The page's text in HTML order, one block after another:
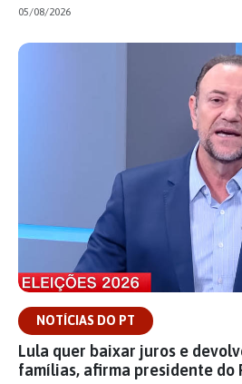
05/08/2026
NOTÍCIAS DO PT
Lula quer baixar juros e
famílias, afirma presidente do